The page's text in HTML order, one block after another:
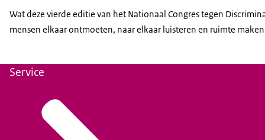
Wat deze vierde editie van het Nationaal Congres tegen
mensen elkaar ontmoeten, naar elkaar luisteren en ruimte
Service